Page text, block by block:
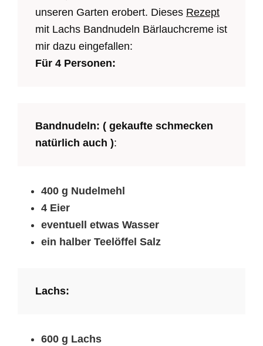
unseren Garten erobert. Dieses Rezept
mit Lachs Bandnudeln Bärlauchcreme ist
mir dazu eingefallen:
Für 4 Personen:
Bandnudeln: ( gekaufte schmecken
natürlich auch ):
400 g Nudelmehl
4 Eier
eventuell etwas Wasser
ein halber Teelöffel Salz
Lachs:
600 g Lachs